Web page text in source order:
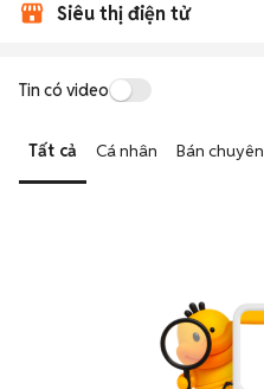
Siêu thị điện tử
Tin có video
Tất cả Cá nhân Bán chuyên